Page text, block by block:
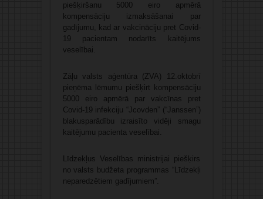
piešķiršanu 5000 eiro apmērā
kompensāciju izmaksāšanai par
gadījumu, kad ar vakcināciju pret Covid-
19 pacientam nodarīts kaitējums
veselībai.
Zāļu valsts aģentūra (ZVA) 12.oktobrī
pieņēma lēmumu piešķirt kompensāciju
5000 eiro apmērā par vakcīnas pret
Covid-19 infekciju “Jcovden” (“Janssen”)
blakusparādību izraisīto vidēji smagu
kaitējumu pacienta veselībai.
Līdzekļus Veselības ministrijai piešķirs
no valsts budžeta programmas “Līdzekļi
neparedzētiem gadījumiem”.